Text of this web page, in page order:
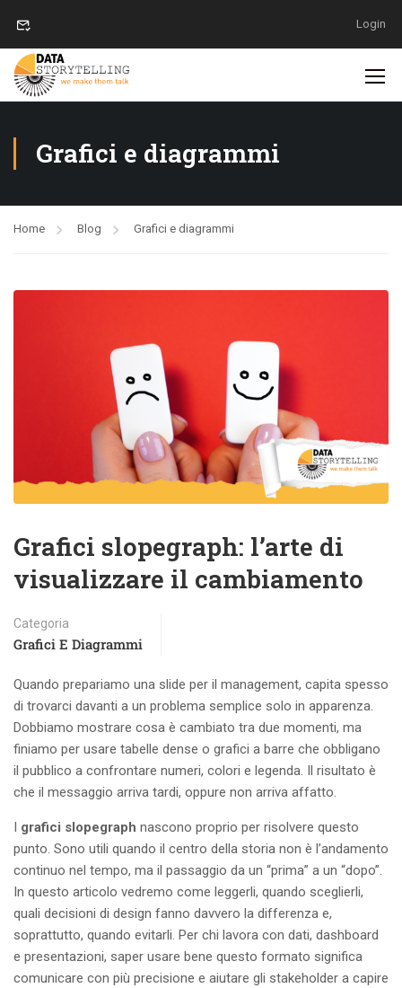
Login
Grafici e diagrammi
Home Blog Grafici e diagrammi
Grafici slopegraph: l’arte di
visualizzare il cambiamento
Categoria
Grafici E Diagrammi
Quando prepariamo una slide per il management, capita spesso
di trovarci davanti a un problema semplice solo in apparenza.
Dobbiamo mostrare cosa è cambiato tra due momenti, ma
finiamo per usare tabelle dense o grafici a barre che obbligano
il pubblico a confrontare numeri, colori e legenda. Il risultato è
che il messaggio arriva tardi, oppure non arriva affatto.
I grafici slopegraph nascono proprio per risolvere questo
punto. Sono utili quando il centro della storia non è l’andamento
continuo nel tempo, ma il passaggio da un “prima” a un “dopo”.
In questo articolo vedremo come leggerli, quando sceglierli,
quali decisioni di design fanno davvero la differenza e,
soprattutto, quando evitarli. Per chi lavora con dati, dashboard
e presentazioni, saper usare bene questo formato significa
comunicare con più precisione e aiutare gli stakeholder a capire